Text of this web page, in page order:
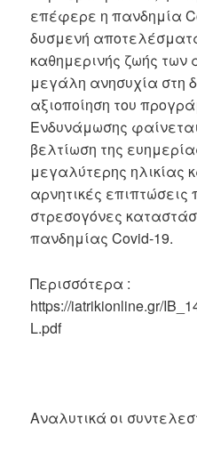
επέφερε η πανδημία
δυσμενή
καθημερινής ζωής
μεγάλη ανησυχία στη
αξιοποίηση του
Ενδυνάμωσης
βελτίωση της
μεγαλύτερης ηλικίας
αρνητικές
στρεσογόνες
πανδημίας Covid-19.
Περισσότερα :
https://iatrikionline.gr/
L.pdf
Αναλυτικά οι